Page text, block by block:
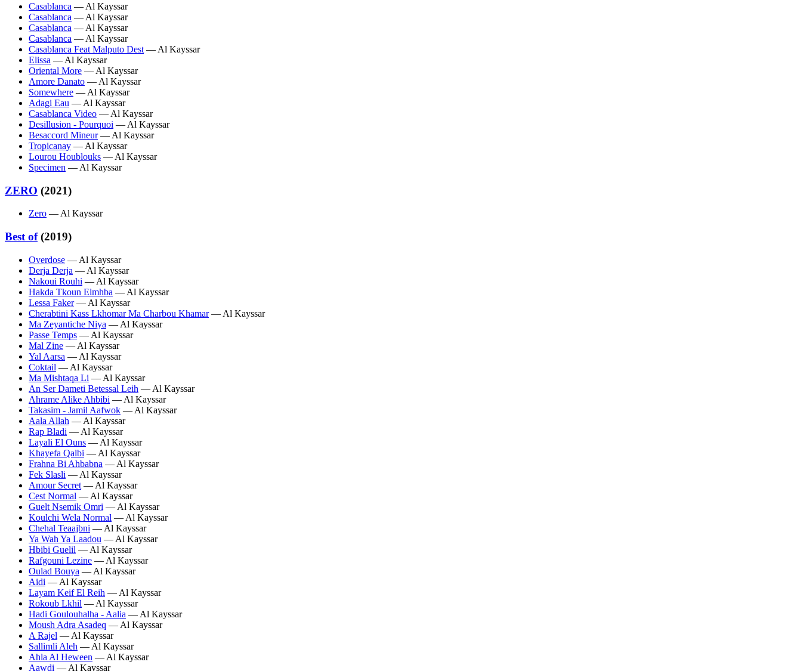
Casablanca — Al Kayssar
Casablanca — Al Kayssar
Casablanca — Al Kayssar
Casablanca — Al Kayssar
Casablanca Feat Malputo Dest — Al Kayssar
Elissa — Al Kayssar
Oriental More — Al Kayssar
Amore Danato — Al Kayssar
Somewhere — Al Kayssar
Adagi Eau — Al Kayssar
Casablanca Video — Al Kayssar
Desillusion - Pourquoi — Al Kayssar
Besaccord Mineur— Al Kayssar
Tropicanay — Al Kayssar
Lourou Houblouks — Al Kayssar
Specimen — Al Kayssar
ZERO (2021)
Zero — Al Kayssar
Best of(2019)
Overdose — Al Kayssar
Derja Derja — Al Kayssar
Nakoui Rouhi — Al Kayssar
Hakda Tkoun Elmhba — Al Kayssar
Lessa Faker— Al Kayssar
Cherabtini Kass Lkhomar Ma Charbou Khamar— Al Kayssar
Ma Zeyantiche Niya — Al Kayssar
Passe Temps — Al Kayssar
Mal Zine — Al Kayssar
Yal Aarsa — Al Kayssar
Coktail — Al Kayssar
Ma Mishtaqa Li — Al Kayssar
An Ser Dameti Betessal Leih — Al Kayssar
Ahrame Alike Ahbibi — Al Kayssar
Takasim - Jamil Aafwok — Al Kayssar
Aala Allah — Al Kayssar
Rap Bladi — Al Kayssar
Layali El Ouns — Al Kayssar
Khayefa Qalbi — Al Kayssar
Frahna Bi Ahbabna — Al Kayssar
Fek Slasli — Al Kayssar
Amour Secret — Al Kayssar
Cest Normal — Al Kayssar
Guelt Nsemik Omri — Al Kayssar
Koulchi Wela Normal — Al Kayssar
Chehal Teaajbni — Al Kayssar
Ya Wah Ya Laadou — Al Kayssar
Hbibi Guelil — Al Kayssar
Rafgouni Lezine — Al Kayssar
Oulad Bouya — Al Kayssar
Aidi — Al Kayssar
Layam Keif El Reih — Al Kayssar
Rokoub Lkhil — Al Kayssar
Hadi Goulouhalha - Aalia — Al Kayssar
Moush Adra Asadeq — Al Kayssar
A Rajel — Al Kayssar
Sallimli Aleh — Al Kayssar
Ahla Al Heween — Al Kayssar
Aawdi — Al Kayssar